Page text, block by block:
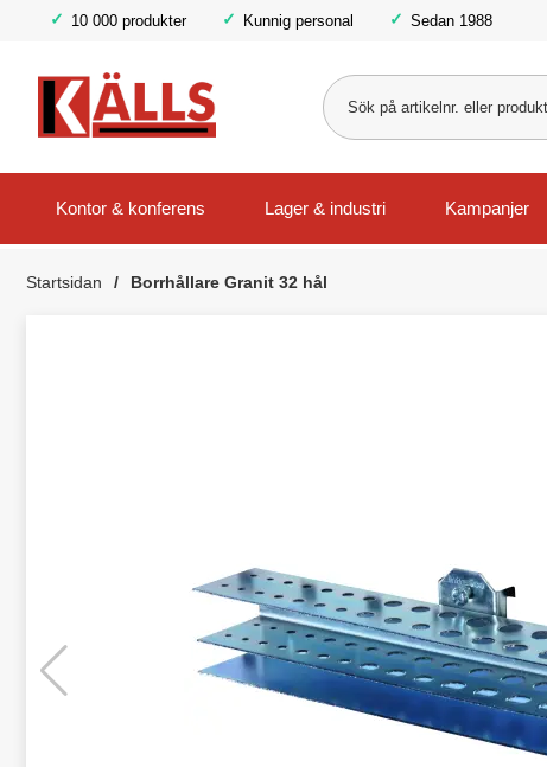
10 000 produkter Kunnig personal Sedan 1988
Kontor & konferens Lager & industri Kampanjer
Startsidan Borrhållare Granit 32 hål